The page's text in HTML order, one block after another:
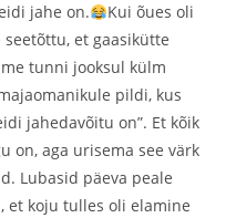
jahe on.
Kui õues oli
et gaasikütte
tunni jooksul külm
pildi, kus
jahedavõitu on”. Et kõik
on, aga urisema see värk
Lubasid päeva peale
et koju tulles oli elamine